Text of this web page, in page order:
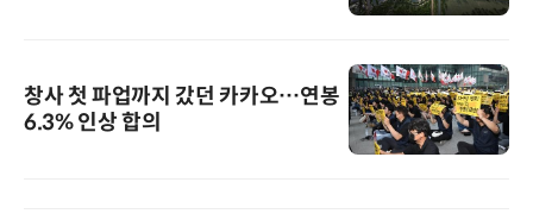
창사 첫 파업까지 갔던 카카오…연봉
6.3% 인상 합의